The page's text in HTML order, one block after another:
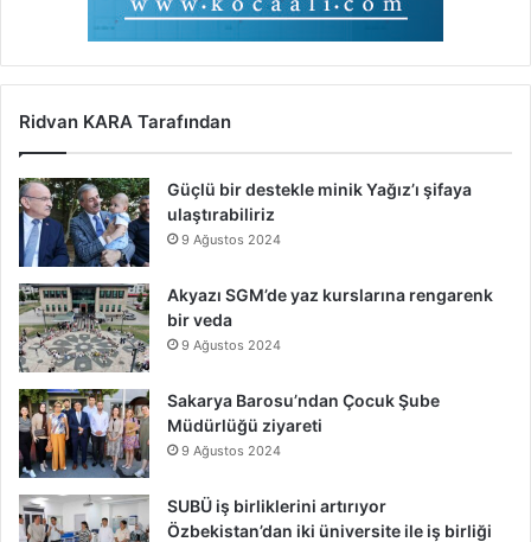
Ridvan KARA Tarafından
Güçlü bir destekle minik Yağız’ı şifaya
ulaştırabiliriz
9 Ağustos 2024
Akyazı SGM’de yaz kurslarına rengarenk
bir veda
9 Ağustos 2024
Sakarya Barosu’ndan Çocuk Şube
Müdürlüğü ziyareti
9 Ağustos 2024
SUBÜ iş birliklerini artırıyor
Özbekistan’dan iki üniversite ile iş birliği